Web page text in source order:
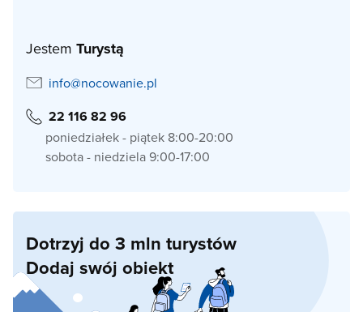
Jestem Turystą
info@nocowanie.pl
22 116 82 96
poniedziałek - piątek 8:00-20:00
sobota - niedziela 9:00-17:00
Dotrzyj do 3 mln turystów
Dodaj swój obiekt